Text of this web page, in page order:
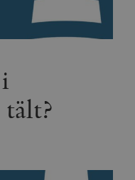
tält?